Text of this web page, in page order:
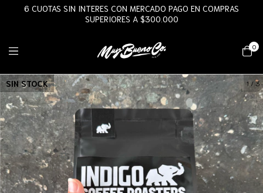
6 CUOTAS SIN INTERES CON MERCADO PAGO EN COMPRAS
SUPERIORES A $300.000
0
SIN STOCK 1/ 3